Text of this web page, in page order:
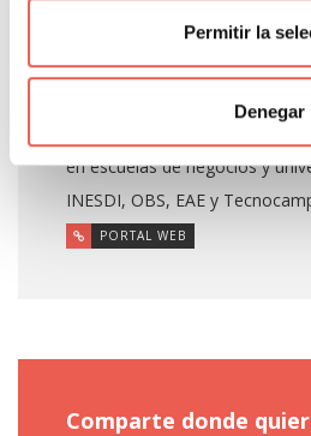
Permitir la
Denegar
Looker Studio para empresas
Girbau, Molins o Rosa Clará, y
para pymes, startups y
en escuelas de negocios y
INESDI, OBS, EAE y
PORTAL WEB
Comparte donde